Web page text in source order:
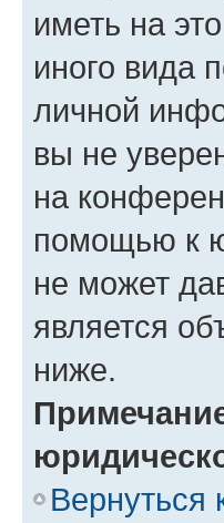
иметь на
иного вида
личной
вы не
на
помощью к
не может
является
ниже.
Вернуться